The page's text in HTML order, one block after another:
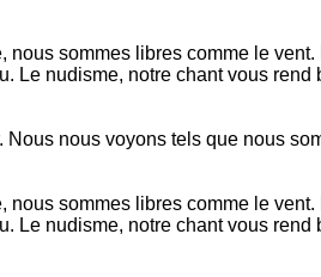
nous sommes libres comme le
Le nudisme, notre chant vous rend
Nous nous voyons tels que nous
nous sommes libres comme le
Le nudisme, notre chant vous rend